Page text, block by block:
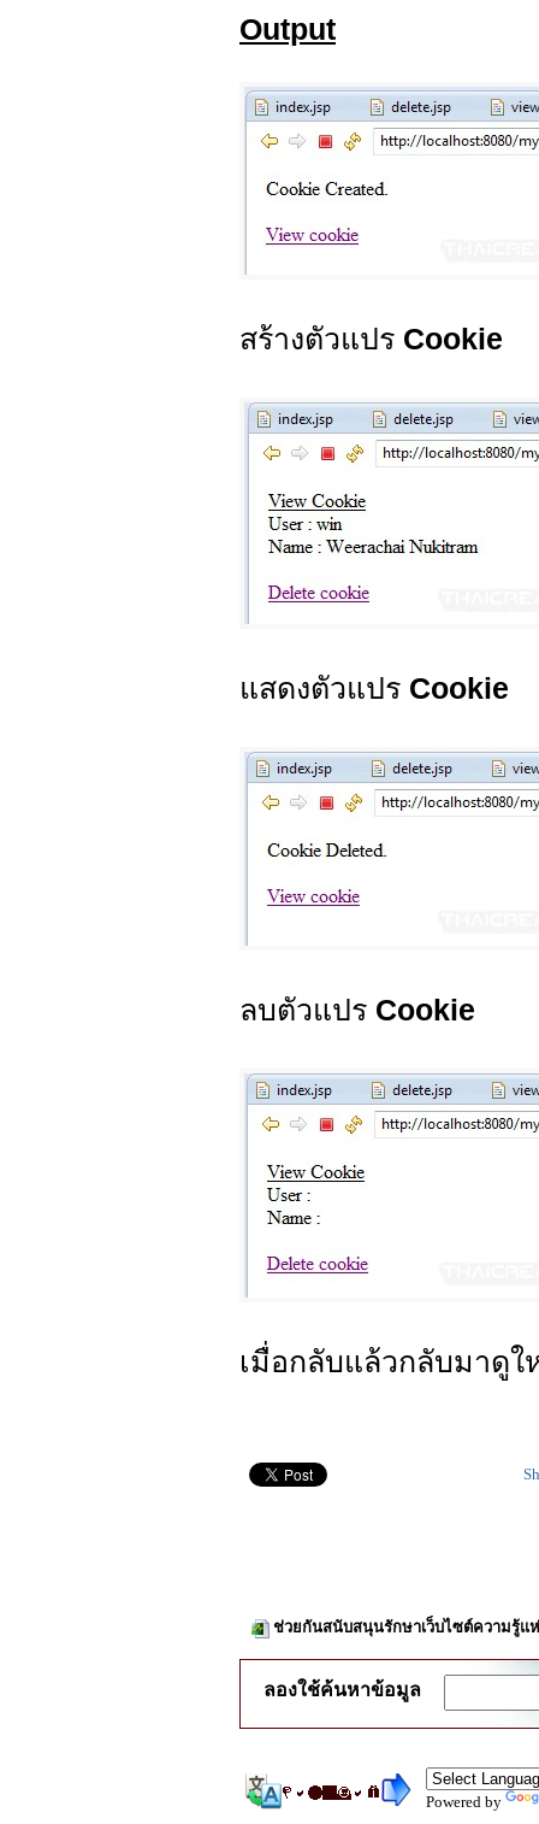
Output
สร้างตัวแปร Cookie
แสดงตัวแปร Cookie
ลบตัวแปร Cookie
เมื่อกลับแล้วกลับมาดู
ช่วยกันสนับสนุนรักษาเว็บไซต์ความรู้แ
ลองใช้ค้นหาข้อมูล
Powered by